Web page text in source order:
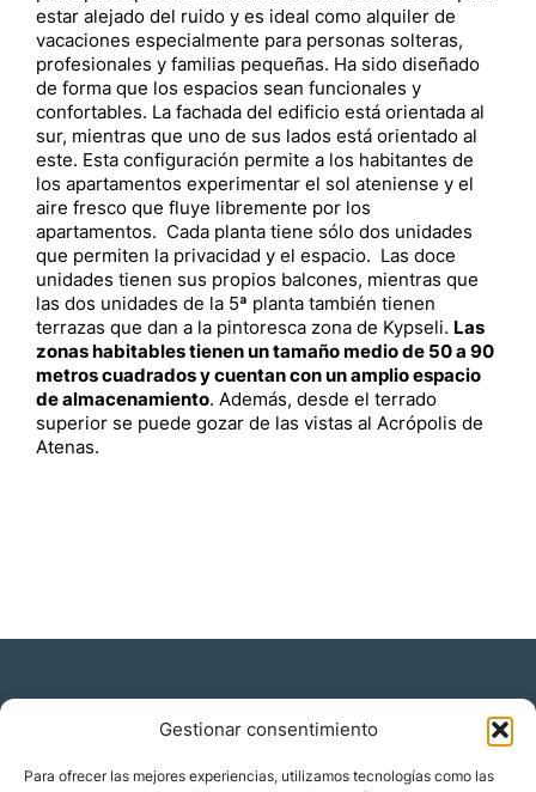
Gestionar consentimiento
Para ofrecer las mejores experiencias, utilizamos tecnologías como las
estar alejado del ruido y es ideal como alquiler de
vacaciones especialmente para personas solteras,
profesionales y familias pequeñas. Ha sido diseñado
de forma que los espacios sean funcionales y
confortables. La fachada del edificio está orientada al
sur, mientras que uno de sus lados está orientado al
este. Esta configuración permite a los habitantes de
los apartamentos experimentar el sol ateniense y el
aire fresco que fluye libremente por los
apartamentos. Cada planta tiene sólo dos unidades
que permiten la privacidad y el espacio. Las doce
unidades tienen sus propios balcones, mientras que
las dos unidades de la 5ª planta también tienen
terrazas que dan a la pintoresca zona de Kypseli. Las
zonas habitables tienen un tamaño medio de 50 a 90
metros cuadrados y cuentan con un amplio espacio
de almacenamiento. Además, desde el terrado
superior se puede gozar de las vistas al Acrópolis de
Atenas.
Residencia y ciudadanía